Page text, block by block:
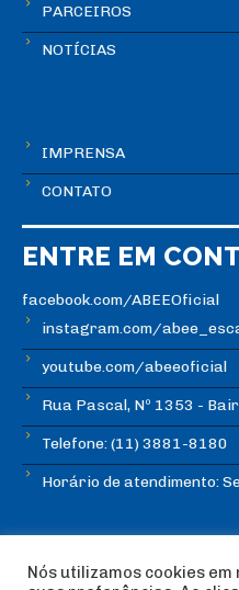
PARCEIROS
NOTÍCIAS
IMPRENSA
CONTATO
ENTRE EM
facebook.com/ABEEOficial
instagram.com/
youtube.com/abeeoficial
Rua Pascal, Nº 1353 -
Telefone: (11) 3881-8180
Horário de atendimento:
Nós utilizamos cookies